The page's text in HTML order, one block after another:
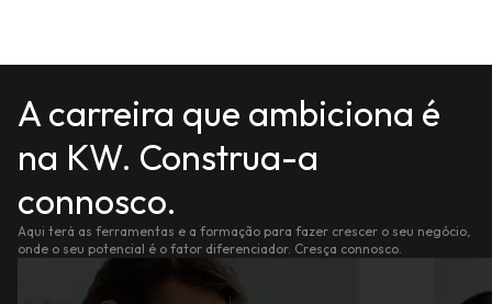
A carreira que ambiciona é
na KW. Construa-a
connosco.
Aqui terá as ferramentas e a formação para fazer crescer o seu negócio,
onde o seu potencial é o fator diferenciador. Cresça connosco.